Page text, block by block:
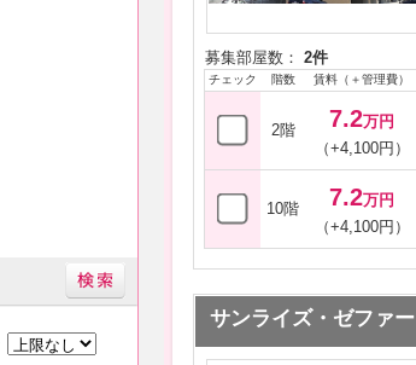
募集部屋数： 2件
チェック 階数 賃料（＋管理費）
2階 7.2万円
（+4,100円）
10階 7.2万円
（+4,100円）
サンライズ・ゼファー